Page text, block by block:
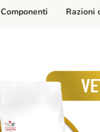
Componenti Razioni